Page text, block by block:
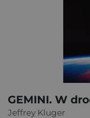
GEMINI. W
Jeffrey Kluger